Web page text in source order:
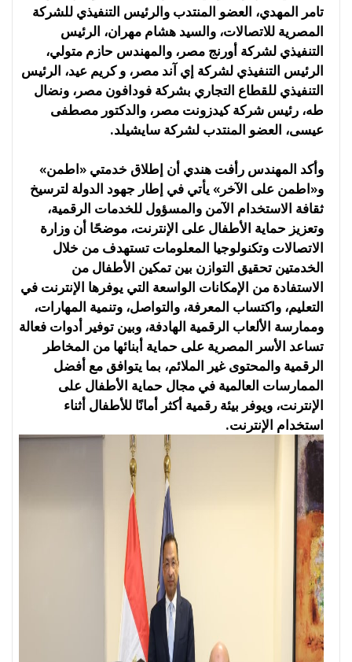
تامر المهدي، العضو المنتدب والرئيس التنفيذي للشركة
المصرية للاتصالات، والسيد هشام مهران، الرئيس
التنفيذي لشركة أورنج مصر، والمهندس حازم متولي،
الرئيس التنفيذي لشركة إي آند مصر، و كريم عيد، الرئيس
التنفيذي للقطاع التجاري بشركة فودافون مصر، ونضال
طه، رئيس شركة كيدزونت مصر، والدكتور مصطفى
عيسى، العضو المنتدب لشركة سايشيلد.
وأكد المهندس رأفت هندي أن إطلاق خدمتي «اطمن»
و«اطمن على الآخر» يأتي في إطار جهود الدولة لترسيخ
ثقافة الاستخدام الآمن والمسؤول للخدمات الرقمية،
وتعزيز حماية الأطفال على الإنترنت، موضحًا أن وزارة
الاتصالات وتكنولوجيا المعلومات تستهدف من خلال
الخدمتين تحقيق التوازن بين تمكين الأطفال من
الاستفادة من الإمكانات الواسعة التي يوفرها الإنترنت في
التعليم، واكتساب المعرفة، والتواصل، وتنمية المهارات،
وممارسة الألعاب الرقمية الهادفة، وبين توفير أدوات فعالة
تساعد الأسر المصرية على حماية أبنائها من المخاطر
الرقمية والمحتوى غير الملائم، بما يتوافق مع أفضل
الممارسات العالمية في مجال حماية الأطفال على
الإنترنت، ويوفر بيئة رقمية أكثر أمانًا للأطفال أثناء
استخدام الإنترنت.